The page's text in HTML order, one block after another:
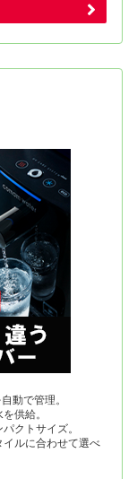
動で管理。
供給。
クトサイズ。
イルに合わせて選べ